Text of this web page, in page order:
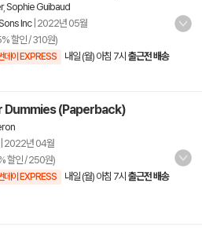
,Sophie Guibaud
Inc| 2022년 05월
할인 / 310원)
데이 EXPRESS 내일 (월) 아침 7시 출근전 배송
Dummies (Paperback)
2022년 04월
할인 / 250원)
데이 EXPRESS 내일 (월) 아침 7시 출근전 배송